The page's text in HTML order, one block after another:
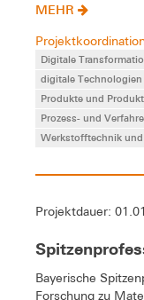
MEHR
Digitale
digitale Technologien
Produkte und
Prozess- und
Werkstofftechnik
Projektdauer:
Bayerische
Forschung zu